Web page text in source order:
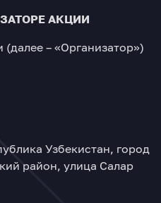
АКЦИИ
– «Организатор»)
Узбекистан, город
район, улица Салар